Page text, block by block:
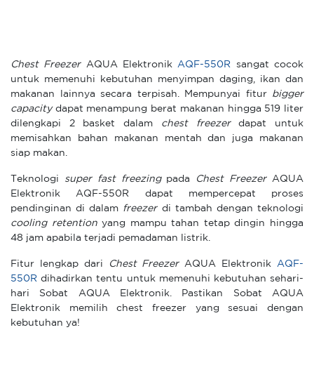
Chest FreezerAQUA Elektronik AQF-550R
sangat cocok
untuk memenuhi kebutuhan menyimpan daging, ikan dan
makanan lainnya secara terpisah. Mempunyai fitur bigger
capacity dapat menampung berat makanan hingga 519 liter
dilengkapi 2 basket dalam chest freezerdapat untuk
memisahkan bahan makanan mentah dan juga makanan
siap makan.
Teknologi super fast freezingpada Chest FreezerAQUA
Elektronik AQF-550R dapat mempercepat proses
pendinginan di dalam
freezerdi tambah dengan teknologi
cooling retentionyang mampu tahan tetap dingin hingga
48 jam apabila terjadi pemadaman listrik.
Fitur lengkap dari Chest FreezerAQUA Elektronik AQF-
550R dihadirkan tentu untuk memenuhi kebutuhan sehari-
hari Sobat AQUA Elektronik. Pastikan Sobat AQUA
Elektronik memilih chest freezer yang sesuai dengan
kebutuhan ya!